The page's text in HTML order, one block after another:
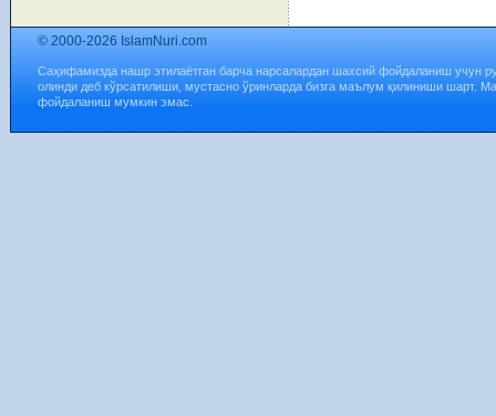
© 2000-2026 IslamNuri.com
Саҳифамизда нашр этилаётган барча нарсалардан шахсий фойдаланиш учун
олинди деб кўрсатилиши, мустасно ўринларда бизга маълум қилиниши шарт.
фойдаланиш мумкин эмас.